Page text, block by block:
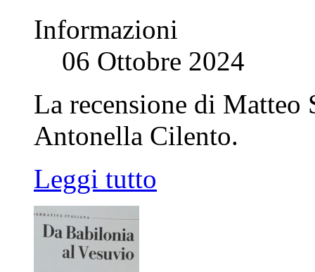
Informazioni
06 Ottobre 2024
La recensione di
Antonella Cilento.
Leggi tutto